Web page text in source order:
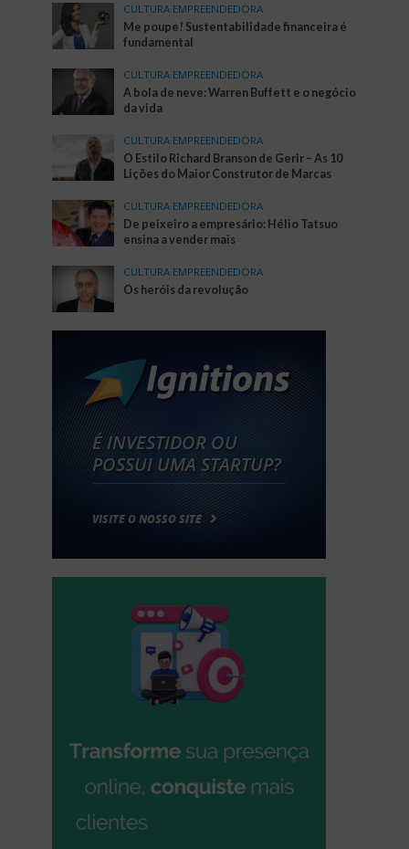
CULTURA EMPREENDEDORA
Me poupe! Sustentabilidade financeira é
fundamental
CULTURA EMPREENDEDORA
A bola de neve: Warren Buffett e o negócio
da vida
CULTURA EMPREENDEDORA
O Estilo Richard Branson de Gerir – As 10
Lições do Maior Construtor de Marcas
CULTURA EMPREENDEDORA
De peixeiro a empresário: Hélio Tatsuo
ensina a vender mais
CULTURA EMPREENDEDORA
Os heróis da revolução